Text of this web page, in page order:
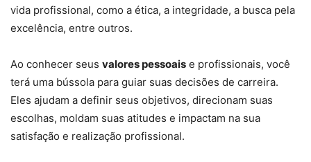
vida profissional, como a ética, a integridade, a busca pela
excelência, entre outros.
Ao conhecer seus valores pessoais e profissionais, você
terá uma bússola para guiar suas decisões de carreira.
Eles ajudam a definir seus objetivos, direcionam suas
escolhas, moldam suas atitudes e impactam na sua
satisfação e realização profissional.